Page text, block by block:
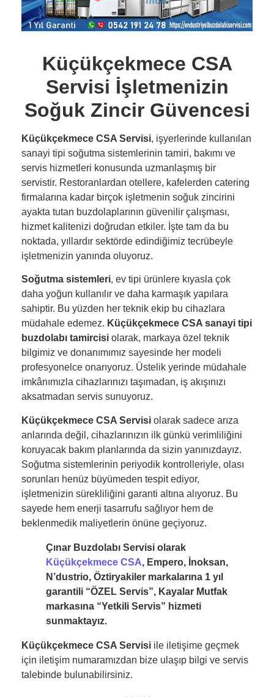
Küçükçekmece CSA
Servisi İşletmenizin
Soğuk Zincir Güvencesi
Küçükçekmece CSA Servisi, işyerlerinde kullanılan
sanayi tipi soğutma sistemlerinin tamiri, bakımı ve
servis hizmetleri konusunda uzmanlaşmış bir
servistir. Restoranlardan otellere, kafelerden catering
firmalarına kadar birçok işletmenin soğuk zincirini
ayakta tutan buzdolaplarının güvenilir çalışması,
hizmet kalitenizi doğrudan etkiler. İşte tam da bu
noktada, yıllardır sektörde edindiğimiz tecrübeyle
işletmenizin yanında oluyoruz.
Soğutma sistemleri, ev tipi ürünlere kıyasla çok
daha yoğun kullanılır ve daha karmaşık yapılara
sahiptir. Bu yüzden her teknik ekip bu cihazlara
müdahale edemez. Küçükçekmece CSA sanayi tipi
buzdolabı tamircisi olarak, markaya özel teknik
bilgimiz ve donanımımız sayesinde her modeli
profesyonelce onarıyoruz. Üstelik yerinde müdahale
imkânımızla cihazlarınızı taşımadan, iş akışınızı
aksatmadan servis sunuyoruz.
Küçükçekmece CSA Servisi olarak sadece arıza
anlarında değil, cihazlarınızın ilk günkü verimliliğini
koruyacak bakım planlarında da sizin yanınızdayız.
Soğutma sistemlerinin periyodik kontrolleriyle, olası
sorunları henüz büyümeden tespit ediyor,
işletmenizin sürekliliğini garanti altına alıyoruz. Bu
sayede hem enerji tasarrufu sağlıyor hem de
beklenmedik maliyetlerin önüne geçiyoruz.
Çınar Buzdolabı Servisi olarak
Küçükçekmece CSA, Empero, İnoksan,
N’dustrio, Öztiryakiler markalarına 1 yıl
garantili “ÖZEL Servis”, Kayalar Mutfak
markasına “Yetkili Servis” hizmeti
sunmaktayız.
Küçükçekmece CSA Servisi ile iletişime geçmek
için iletişim numaramızdan bize ulaşıp bilgi ve servis
talebinde bulunabilirsiniz.